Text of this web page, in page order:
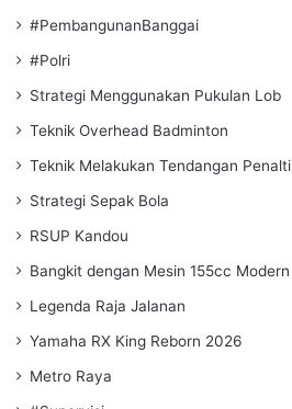
#PembangunanBanggai
#Polri
Strategi Menggunakan Pukulan Lob
Teknik Overhead Badminton
Teknik Melakukan Tendangan Penalti
Strategi Sepak Bola
RSUP Kandou
Bangkit dengan Mesin 155cc Modern
Legenda Raja Jalanan
Yamaha RX King Reborn 2026
Metro Raya